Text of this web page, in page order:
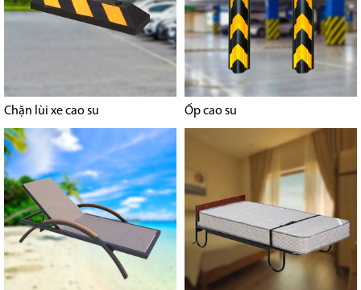
Chặn lùi xe cao su Ốp cao su